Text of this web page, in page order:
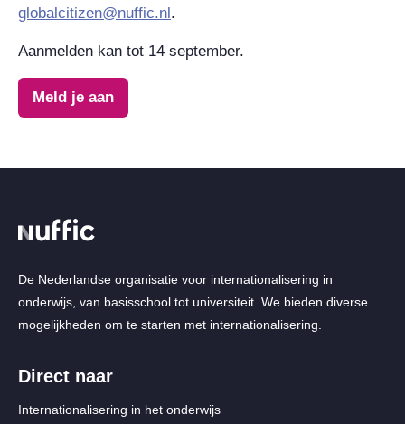
globalcitizen@nuffic.nl.
Aanmelden kan tot 14 september.
Meld je aan
De Nederlandse organisatie voor internationalisering in
onderwijs, van basisschool tot universiteit. We bieden diverse
mogelijkheden om te starten met internationalisering.
Direct naar
Internationalisering in het onderwijs